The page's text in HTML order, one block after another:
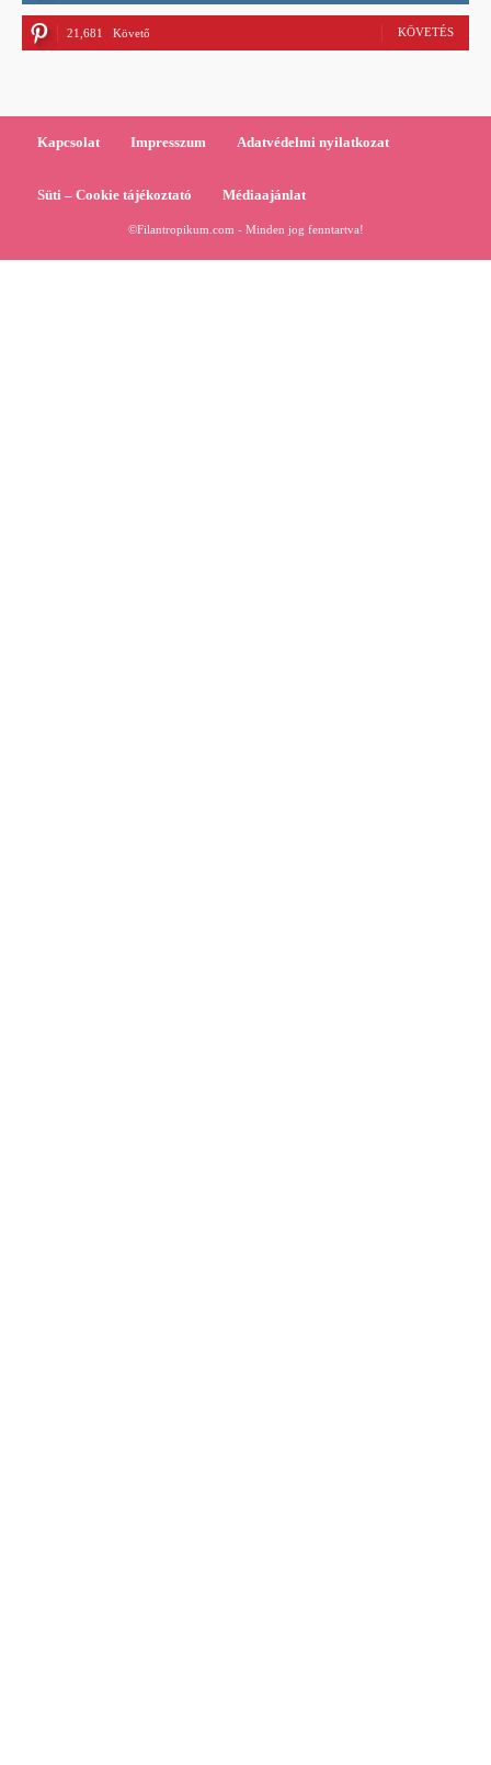
21,681 Követő KÖVETÉS
Kapcsolat Impresszum Adatvédelmi nyilatkozat
Süti – Cookie tájékoztató Médiaajánlat
©Filantropikum.com - Minden jog fenntartva!